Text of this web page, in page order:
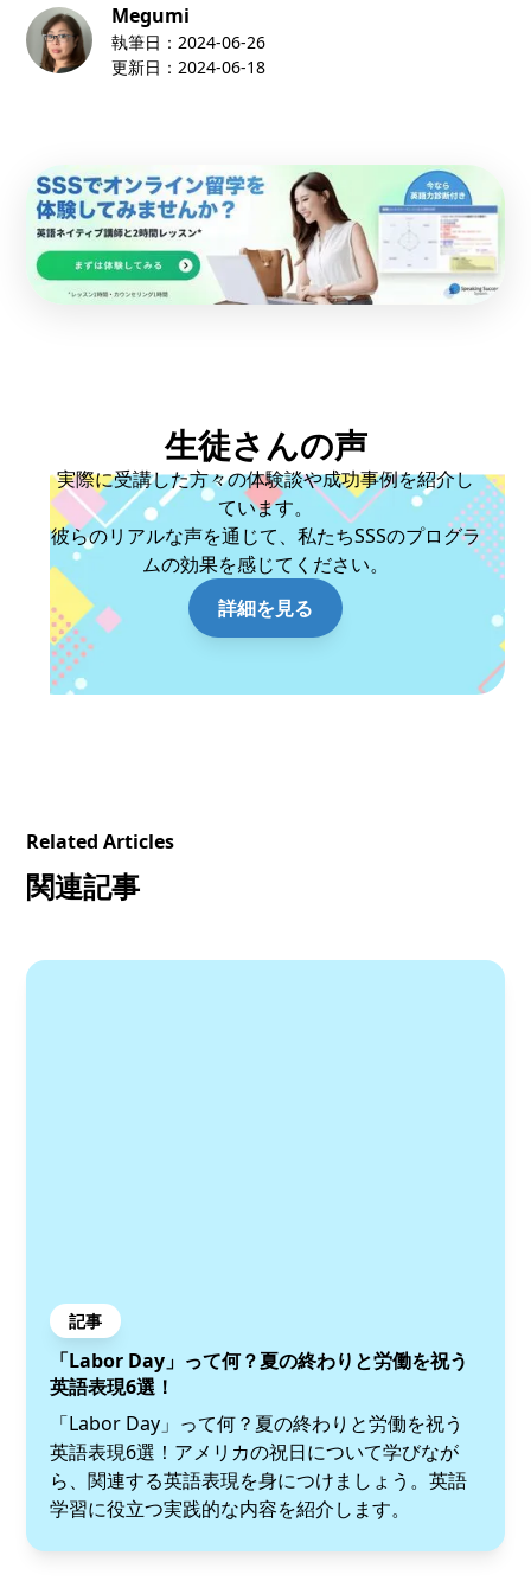
Megumi
執筆日： 2024-06-26
更新日： 2024-06-18
生徒さんの声
実際に受講した方々の体験談や成功事例を紹介し
ています。
彼らのリアルな声を通じて、私たちSSSのプログラ
ムの効果を感じてください。
詳細を見る
Related Articles
関連記事
記事
「Labor Day」って何？夏の終わりと労働を祝う
英語表現6選！
「Labor Day」って何？夏の終わりと労働を祝う
英語表現6選！アメリカの祝日について学びなが
ら、関連する英語表現を身につけましょう。英語
学習に役立つ実践的な内容を紹介します。